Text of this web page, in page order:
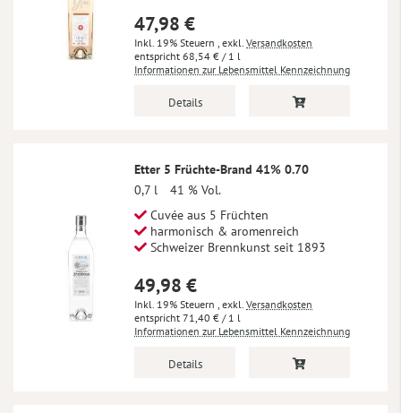
47,98 €
Inkl. 19% Steuern , exkl. Versandkosten
68,54 € / 1 l
Informationen zur Lebensmittel Kennzeichnung
Details
Etter 5 Früchte-Brand 41% 0.70
0,7 l
41 % Vol.
Cuvée aus 5 Früchten
harmonisch & aromenreich
Schweizer Brennkunst seit 1893
49,98 €
Inkl. 19% Steuern , exkl. Versandkosten
71,40 € / 1 l
Informationen zur Lebensmittel Kennzeichnung
Details